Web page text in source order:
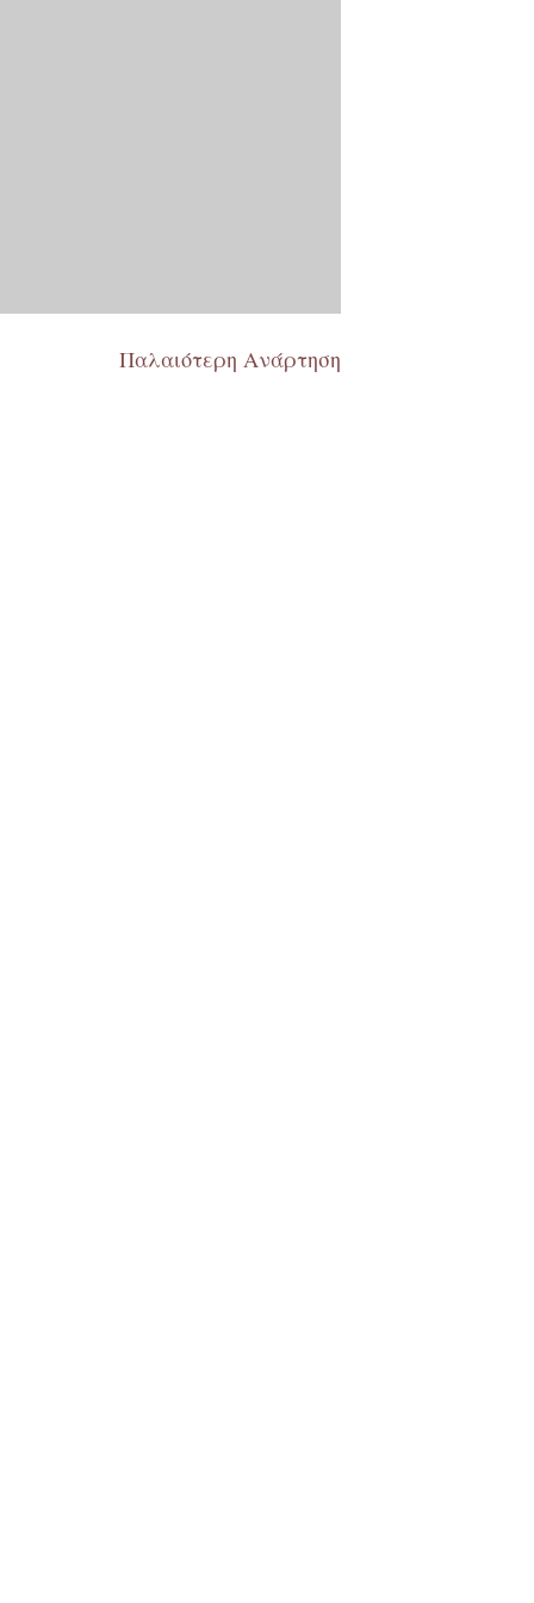
Παλαιότερη Ανάρτηση